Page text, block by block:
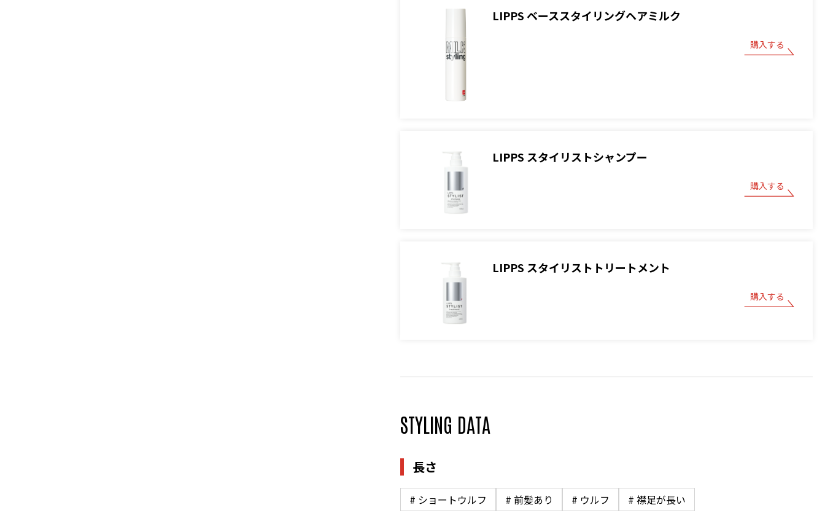
LIPPS ベーススタイリングヘアミルク
購入する
LIPPS スタイリストシャンプー
購入する
LIPPS スタイリストトリートメント
購入する
STYLING DATA
長さ
# ショートウルフ # 前髪あり # ウルフ # 襟足が長い